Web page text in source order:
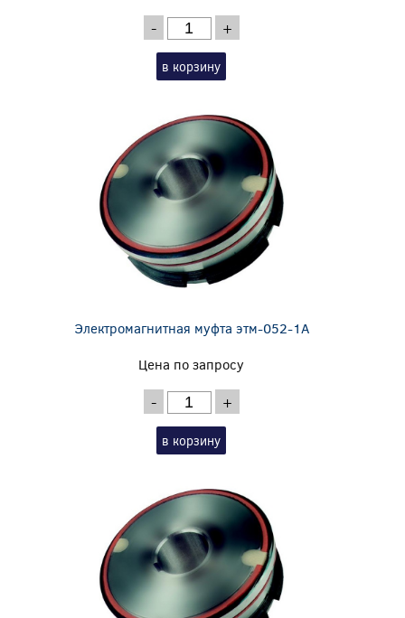
- +
в корзину
Электромагнитная муфта этм-052-1А
Цена по запросу
- +
в корзину